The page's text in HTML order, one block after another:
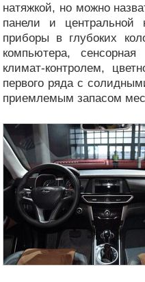
натяжкой, но можно
панели и центральной
приборы в глубоких
компьютера,
климат-контролем,
первого ряда с
приемлемым запасом